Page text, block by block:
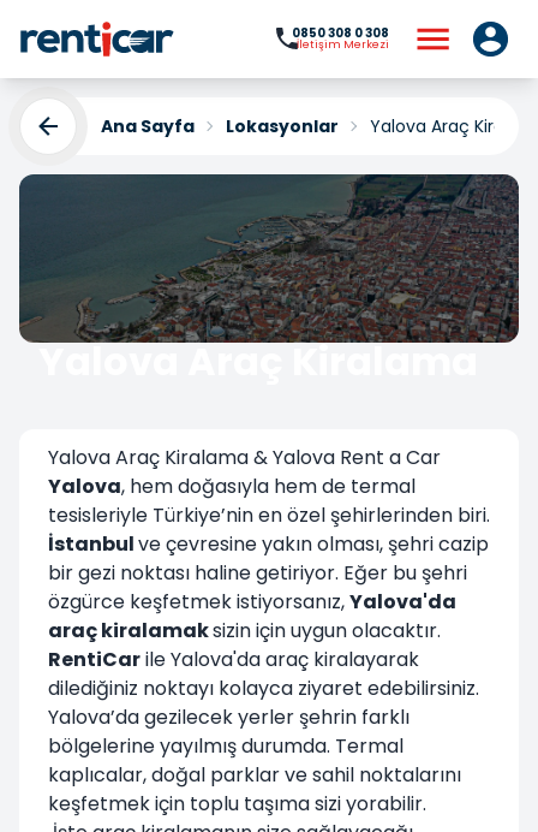
0850 308 0 308
İletişim Merkezi
Ana Sayfa Lokasyonlar Yalova Araç
Yalova Araç Kiralama
Yalova Araç Kiralama & Yalova Rent a Car
Yalova, hem doğasıyla hem de termal
tesisleriyle Türkiye’nin en özel şehirlerinden biri.
İstanbulve çevresine yakın olması, şehri cazip
bir gezi noktası haline getiriyor. Eğer bu şehri
özgürce keşfetmek istiyorsanız,Yalova'da
araç kiralamaksizin için uygun olacaktır.
RentiCarile Yalova'da araç kiralayarak
dilediğiniz noktayı kolayca ziyaret edebilirsiniz.
Yalova’da gezilecek yerler şehrin farklı
bölgelerine yayılmış durumda. Termal
kaplıcalar, doğal parklar ve sahil noktalarını
keşfetmek için toplu taşıma sizi yorabilir.